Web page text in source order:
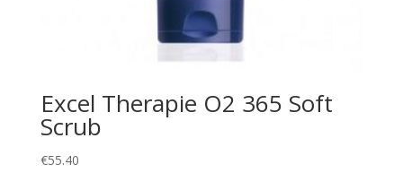
Excel Therapie O2 365 Soft
Scrub
€55.40